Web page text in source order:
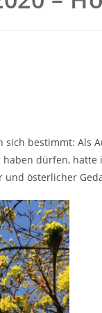
sich bestimmt: Als
dürfen,
und österlicher